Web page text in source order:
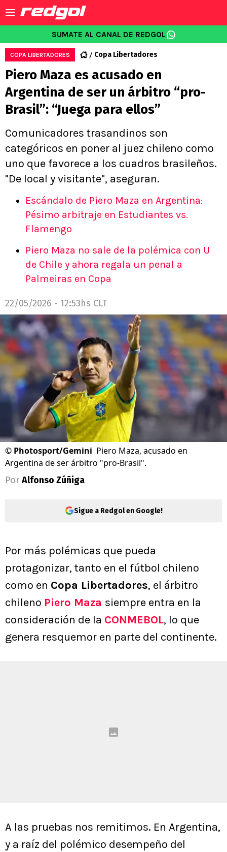
SUMATE AL CANAL DE REDGOL
COPA LIBERTADORES Copa Libertadores
Piero Maza es acusado en
Argentina de ser un árbitro “pro-
Brasil”: “Juega para ellos”
Comunicadores trasandinos son
categóricos en poner al juez chileno como
uno que favorece a los cuadros brasileños.
"De local y visitante", aseguran.
Escándalo de Piero Maza en Argentina:
Pésimo arbitraje en Estudiantes vs.
Flamengo
Piero Maza no sale de la polémica con U
de Chile y ahora regala un penal a
Palmeiras en Copa
22/05/2026 - 12:53hs CLT
© Photosport/Gemini Piero Maza, acusado en
Argentina de ser árbitro "pro-Brasil".
Por Alfonso Zúñiga
Sigue a Redgol en Google!
Por más polémicas que pueda
protagonizar, tanto en el fútbol chileno
como en Copa Libertadores, el árbitro
chileno Piero Maza siempre entra en la
consideración de la CONMEBOL, lo que
genera resquemor en parte del continente.
A las pruebas nos remitimos. En Argentina,
y a raíz del polémico desempeño del